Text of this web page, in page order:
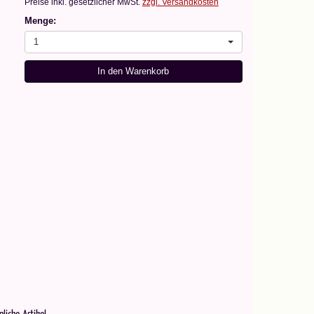
Preise inkl. gesetzlicher MwSt. zzgl. Versandkosten
Menge:
1
In den Warenkorb